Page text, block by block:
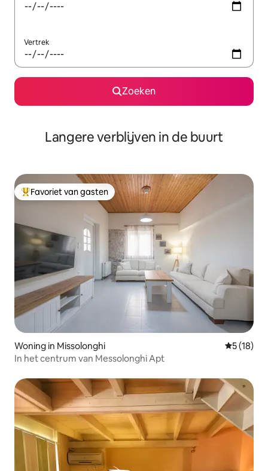
Vertrek
Zoeken
Langere verblijven in de buurt
Topfavoriet van gasten
Favoriet van gasten
Woning in Missolonghi
5 (18)
In het centrum van Messolonghi Apt